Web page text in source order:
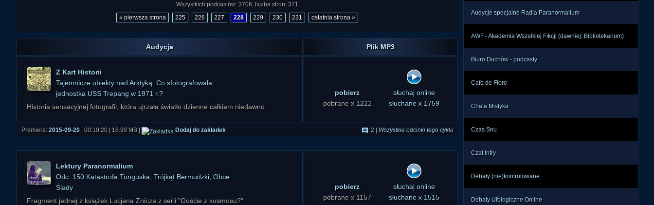
Wszystkich podcastów: 3706, liczba stron: 371
« pierwsza strona
225 226 227 228 229 230 231 ostatnia strona »
Audycja Plik MP3
Z Kart Historii
Tajemnicze obiekty nad Arktyką. Co sfotografowała
jednostka USS Trepang w 1971 r.?
Historia sensacyjnej fotografii, która ujrzała światło dzienne całkiem niedawno
pobierz
pobrane x 1222
słuchaj online
słuchane x 1759
Premiera: 2015-09-20 | 00:10:20 | 18.90 MB | Dodaj do zakładek 2 Wszystkie odcinki tego cyklu
Lektury Paranormalium
Odc. 150 Katastrofa Tunguska, Trójkąt Bermudzki, Obce
Ślady
Fragment jednej z książek Lucjana Znicza z serii "Goście z kosmosu?"
pobierz
pobrane x 1157
słuchaj online
słuchane x 1515
Audycje specjalne Radia Paranormalium
AWF - Akademia Wszelkiej Fikcji (dawniej: Bibliotekarium)
Biuro Duchów - podcasty
Cafe de Flore
Chata Mistyka
Czas Snu
Czat Infry
Debaty (nie)kontrolowane
Debaty Ufologiczne Online